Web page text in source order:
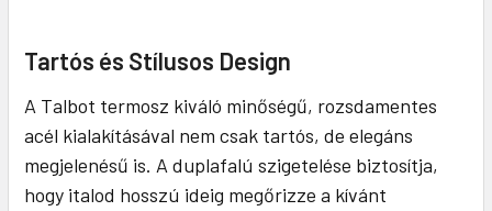
Tartós és Stílusos Design
A Talbot termosz kiváló minőségű, rozsdamentes
acél kialakításával nem csak tartós, de elegáns
megjelenésű is. A duplafalú szigetelése biztosítja,
hogy italod hosszú ideig megőrizze a kívánt